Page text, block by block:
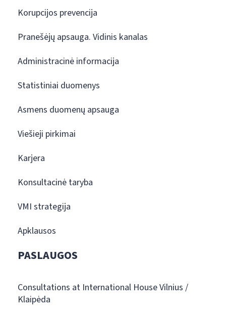
Korupcijos prevencija
Pranešėjų apsauga. Vidinis kanalas
Administracinė informacija
Statistiniai duomenys
Asmens duomenų apsauga
Viešieji pirkimai
Karjera
Konsultacinė taryba
VMI strategija
Apklausos
PASLAUGOS
Consultations at International House Vilnius /
Klaipėda